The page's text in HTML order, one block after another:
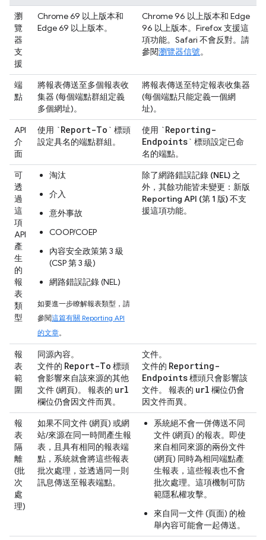
瀏
覽
器
支
援
Chrome 69 以上版本和
Edge 69 以上版本。
Chrome 96 以上版本和 Edge
96 以上版本。Firefox 支援這
項功能。Safari 不會反對。請
參閱瀏覽器信號。
端
點
將報表傳送至多個報表收
集器 (每個端點群組定義
多個網址)。
將報表傳送至特定報表收集器
(每個端點只能定義一個網
址)。
API
介
面
使用 `Report-To` 標頭
設定具名的端點群組。
使用 `Reporting-
Endpoints` 標頭設定已命
名的端點。
可
透
過
這
項
API
產
生
的
報
表
類
型
淘汰
介入
意外事故
COOP/COEP
內容安全政策第 3 級
(CSP 第 3 級)
網路錯誤記錄 (NEL)
如要進一步瞭解報表類型，請
參閱這篇有關 Reporting API
的文章。
除了網路錯誤記錄 (NEL) 之
外，其餘功能皆未變更：新版
Reporting API (第 1 版) 不支
援這項功能。
報
表
範
圍
同源內容。
文件的 Report-To 標頭
會影響來自該來源的其他
文件 (網頁)。 報表的 url
欄位仍會因文件而異。
文件。
文件的 Reporting-
Endpoints標頭只會影響該
文件。 報表的 url 欄位仍會
因文件而異。
報
表
隔
離
(批
次
處
理)
如果不同文件 (網頁) 或網
站/來源在同一時間產生報
表，且具有相同的報表端
點，系統就會將這些報表
批次處理，並透過同一則
訊息傳送至報表端點。
系統絕不會一併傳送不同
文件 (網頁) 的報表。即使
來自相同來源的兩份文件
(網頁) 同時為相同端點產
生報表，這些報表也不會
批次處理。這項機制可防
範隱私權攻擊。
來自同一文件 (頁面) 的檢
舉內容可能會一起傳送。